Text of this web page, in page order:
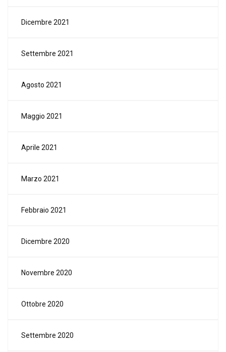
Dicembre 2021
Settembre 2021
Agosto 2021
Maggio 2021
Aprile 2021
Marzo 2021
Febbraio 2021
Dicembre 2020
Novembre 2020
Ottobre 2020
Settembre 2020